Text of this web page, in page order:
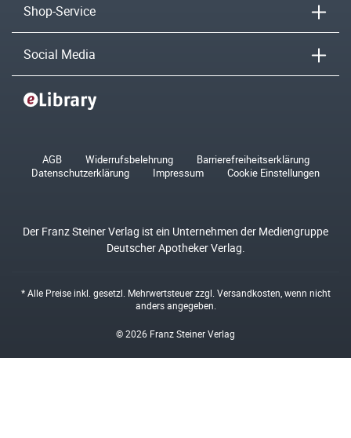
Shop-Service
Social Media
AGB Widerrufsbelehrung
Barrierefreiheitserklärung
Datenschutzerklärung
Impressum Cookie Einstellungen
Der Franz Steiner Verlag ist ein Unternehmen der Mediengruppe
Deutscher Apotheker Verlag.
* Alle Preise inkl. gesetzl. Mehrwertsteuer zzgl. Versandkosten , wenn nicht
anders angegeben.
© 2026 Franz Steiner Verlag